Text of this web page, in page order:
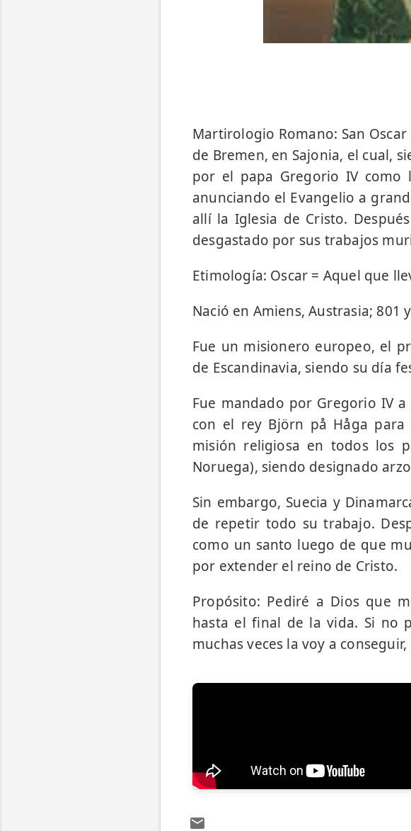
Martirologio Romano: San
de Bremen, en Sajonia, el cual,
por el papa Gregorio IV como
anunciando el Evangelio a
allí la Iglesia de Cristo.
desgastado por sus trabajos
Etimología: Oscar = Aquel que
Nació en Amiens, Austrasia;
Fue un misionero europeo, el
de Escandinavia, siendo su día
Fue mandado por Gregorio IV
con el rey Björn på Håga para
misión religiosa en todos los
Noruega), siendo designado
Sin embargo, Suecia y
de repetir todo su trabajo.
como un santo luego de que
por extender el reino de Cristo.
Propósito: Pediré a Dios que
hasta el final de la vida. Si no
muchas veces la voy a